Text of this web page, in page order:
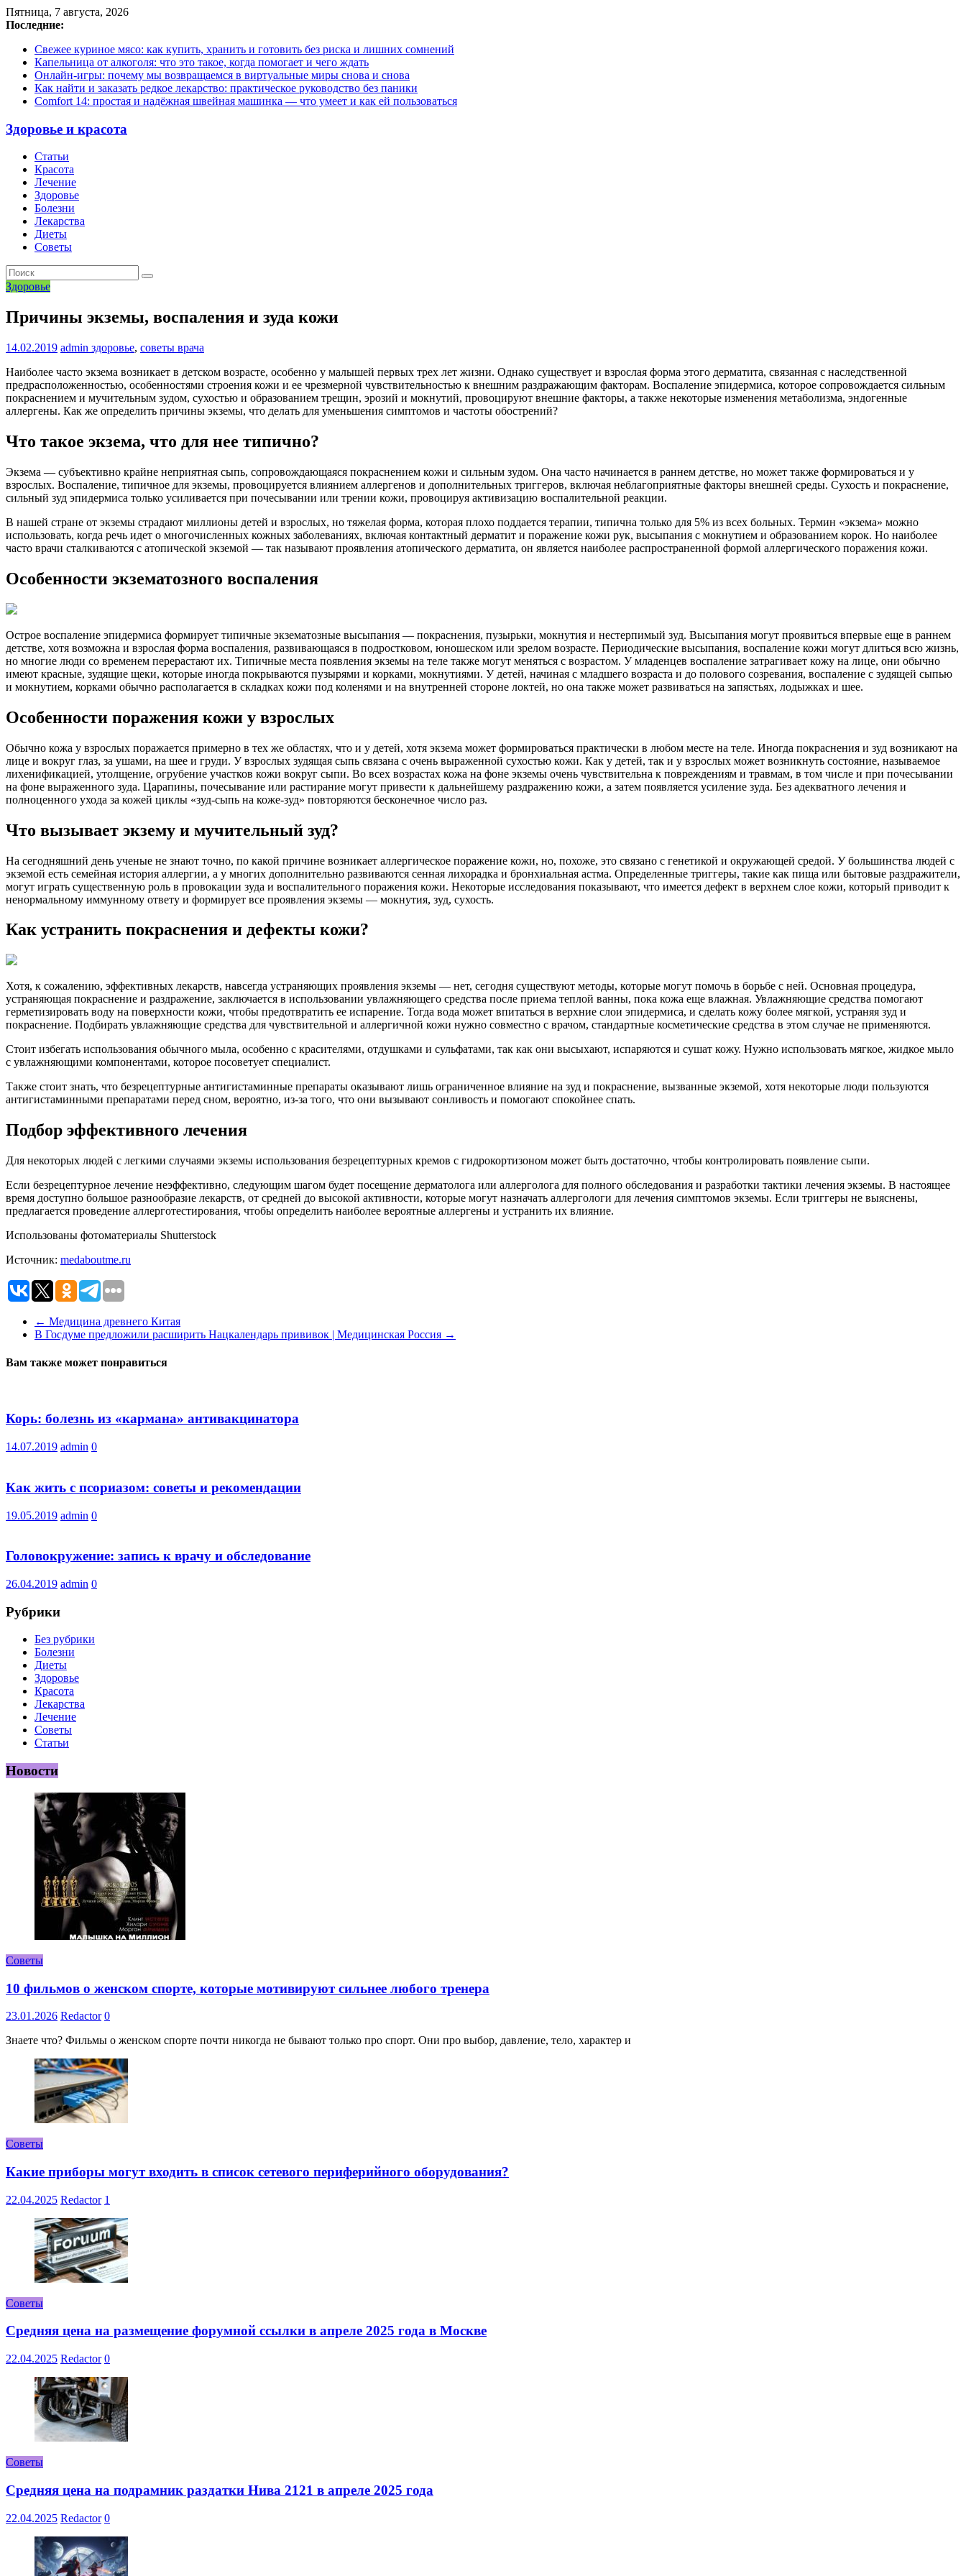
Пятница, 7 августа, 2026
Последние:
Свежее куриное мясо: как купить, хранить и готовить без риска и лишних сомнений
Капельница от алкоголя: что это такое, когда помогает и чего ждать
Онлайн-игры: почему мы возвращаемся в виртуальные миры снова и снова
Как найти и заказать редкое лекарство: практическое руководство без паники
Comfort 14: простая и надёжная швейная машинка — что умеет и как ей пользоваться
Здоровье и красота
Статьи
Красота
Лечение
Здоровье
Болезни
Лекарства
Диеты
Советы
Здоровье
Причины экземы, воспаления и зуда кожи
14.02.2019 admin здоровье, советы врача
Наиболее часто экзема возникает в детском возрасте, особенно у малышей первых трех лет жизни. Однако существует и взрослая форма этого дерматита, связанная с наследственной
предрасположенностью, особенностями строения кожи и ее чрезмерной чувствительностью к внешним раздражающим факторам. Воспаление эпидермиса, которое сопровождается сильным
покраснением и мучительным зудом, сухостью и образованием трещин, эрозий и мокнутий, провоцируют внешние факторы, а также некоторые изменения метаболизма, эндогенные
аллергены. Как же определить причины экземы, что делать для уменьшения симптомов и частоты обострений?
Что такое экзема, что для нее типично?
Экзема — субъективно крайне неприятная сыпь, сопровождающаяся покраснением кожи и сильным зудом. Она часто начинается в раннем детстве, но может также формироваться и у
взрослых. Воспаление, типичное для экземы, провоцируется влиянием аллергенов и дополнительных триггеров, включая неблагоприятные факторы внешней среды. Сухость и покраснение,
сильный зуд эпидермиса только усиливается при почесывании или трении кожи, провоцируя активизацию воспалительной реакции.
В нашей стране от экземы страдают миллионы детей и взрослых, но тяжелая форма, которая плохо поддается терапии, типична только для 5% из всех больных. Термин «экзема» можно
использовать, когда речь идет о многочисленных кожных заболеваниях, включая контактный дерматит и поражение кожи рук, высыпания с мокнутием и образованием корок. Но наиболее
часто врачи сталкиваются с атопической экземой — так называют проявления атопического дерматита, он является наиболее распространенной формой аллергического поражения кожи.
Особенности экзематозного воспаления
Острое воспаление эпидермиса формирует типичные экзематозные высыпания — покраснения, пузырьки, мокнутия и нестерпимый зуд. Высыпания могут проявиться впервые еще в раннем
детстве, хотя возможна и взрослая форма воспаления, развивающаяся в подростковом, юношеском или зрелом возрасте. Периодические высыпания, воспаление кожи могут длиться всю жизнь,
но многие люди со временем перерастают их. Типичные места появления экземы на теле также могут меняться с возрастом. У младенцев воспаление затрагивает кожу на лице, они обычно
имеют красные, зудящие щеки, которые иногда покрываются пузырями и корками, мокнутиями. У детей, начиная с младшего возраста и до полового созревания, воспаление с зудящей сыпью
и мокнутием, корками обычно располагается в складках кожи под коленями и на внутренней стороне локтей, но она также может развиваться на запястьях, лодыжках и шее.
Особенности поражения кожи у взрослых
Обычно кожа у взрослых поражается примерно в тех же областях, что и у детей, хотя экзема может формироваться практически в любом месте на теле. Иногда покраснения и зуд возникают на
лице и вокруг глаз, за ушами, на шее и груди. У взрослых зудящая сыпь связана с очень выраженной сухостью кожи. Как у детей, так и у взрослых может возникнуть состояние, называемое
лихенификацией, утолщение, огрубение участков кожи вокруг сыпи. Во всех возрастах кожа на фоне экземы очень чувствительна к повреждениям и травмам, в том числе и при почесывании
на фоне выраженного зуда. Царапины, почесывание или растирание могут привести к дальнейшему раздражению кожи, а затем появляется усиление зуда. Без адекватного лечения и
полноценного ухода за кожей циклы «зуд-сыпь на коже-зуд» повторяются бесконечное число раз.
Что вызывает экзему и мучительный зуд?
На сегодняшний день ученые не знают точно, по какой причине возникает аллергическое поражение кожи, но, похоже, это связано с генетикой и окружающей средой. У большинства людей с
экземой есть семейная история аллергии, а у многих дополнительно развиваются сенная лихорадка и бронхиальная астма. Определенные триггеры, такие как пища или бытовые раздражители,
могут играть существенную роль в провокации зуда и воспалительного поражения кожи. Некоторые исследования показывают, что имеется дефект в верхнем слое кожи, который приводит к
ненормальному иммунному ответу и формирует все проявления экземы — мокнутия, зуд, сухость.
Как устранить покраснения и дефекты кожи?
Хотя, к сожалению, эффективных лекарств, навсегда устраняющих проявления экземы — нет, сегодня существуют методы, которые могут помочь в борьбе с ней. Основная процедура,
устраняющая покраснение и раздражение, заключается в использовании увлажняющего средства после приема теплой ванны, пока кожа еще влажная. Увлажняющие средства помогают
герметизировать воду на поверхности кожи, чтобы предотвратить ее испарение. Тогда вода может впитаться в верхние слои эпидермиса, и сделать кожу более мягкой, устраняя зуд и
покраснение. Подбирать увлажняющие средства для чувствительной и аллергичной кожи нужно совместно с врачом, стандартные косметические средства в этом случае не применяются.
Стоит избегать использования обычного мыла, особенно с красителями, отдушками и сульфатами, так как они высыхают, испаряются и сушат кожу. Нужно использовать мягкое, жидкое мыло
с увлажняющими компонентами, которое посоветует специалист.
Также стоит знать, что безрецептурные антигистаминные препараты оказывают лишь ограниченное влияние на зуд и покраснение, вызванные экземой, хотя некоторые люди пользуются
антигистаминными препаратами перед сном, вероятно, из-за того, что они вызывают сонливость и помогают спокойнее спать.
Подбор эффективного лечения
Для некоторых людей с легкими случаями экземы использования безрецептурных кремов с гидрокортизоном может быть достаточно, чтобы контролировать появление сыпи.
Если безрецептурное лечение неэффективно, следующим шагом будет посещение дерматолога или аллерголога для полного обследования и разработки тактики лечения экземы. В настоящее
время доступно большое разнообразие лекарств, от средней до высокой активности, которые могут назначать аллергологи для лечения симптомов экземы. Если триггеры не выяснены,
предлагается проведение аллерготестирования, чтобы определить наиболее вероятные аллергены и устранить их влияние.
Использованы фотоматериалы Shutterstock
Источник: medaboutme.ru
← Медицина древнего Китая
В Госдуме предложили расширить Нацкалендарь прививок | Медицинская Россия →
Вам также может понравиться
Корь: болезнь из «кармана» антивакцинатора
14.07.2019 admin 0
Как жить с псориазом: советы и рекомендации
19.05.2019 admin 0
Головокружение: запись к врачу и обследование
26.04.2019 admin 0
Рубрики
Без рубрики
Болезни
Диеты
Здоровье
Красота
Лекарства
Лечение
Советы
Статьи
Новости
Советы
10 фильмов о женском спорте, которые мотивируют сильнее любого тренера
23.01.2026 Redactor 0
Знаете что? Фильмы о женском спорте почти никогда не бывают только про спорт. Они про выбор, давление, тело, характер и
Советы
Какие приборы могут входить в список сетевого периферийного оборудования?
22.04.2025 Redactor 1
Советы
Средняя цена на размещение форумной ссылки в апреле 2025 года в Москве
22.04.2025 Redactor 0
Советы
Средняя цена на подрамник раздатки Нива 2121 в апреле 2025 года
22.04.2025 Redactor 0